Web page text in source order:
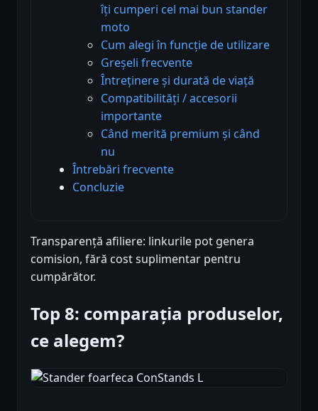
îți cumperi cel mai bun stander
moto
Cum alegi în funcție de utilizare
Greșeli frecvente
Întreținere și durată de viață
Compatibilități / accesorii
importante
Când merită premium și când
nu
Întrebări frecvente
Concluzie
Transparență afiliere: linkurile pot genera
comision, fără cost suplimentar pentru
cumpărător.
Top 8: comparația produselor,
ce alegem?